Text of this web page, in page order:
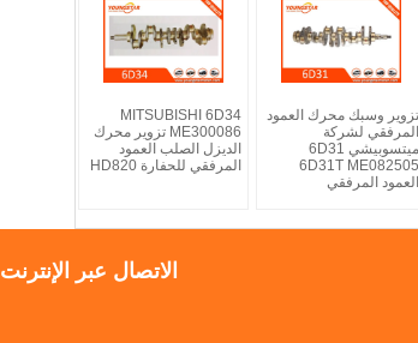
MITSUBISHI 6D34
ME300086 تزوير محرك
الديزل الصلب العمود
المرفقي للحفارة HD820
تزوير وسبك محرك العمود
المرفقي لشركة
ميتسوبيشي 6D31
6D31T ME082505
العمود المرفقي
الاتصال عبر الإنترنت